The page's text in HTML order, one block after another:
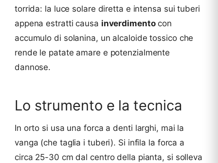
torrida: la luce solare diretta e intensa sui tuberi
appena estratti causa inverdimentocon
accumulo di solanina, un alcaloide tossico che
rende le patate amare e potenzialmente
dannose.
Lo strumento e la tecnica
In orto si usa una forca a denti larghi, mai la
vanga (che taglia i tuberi). Si infila la forca a
circa 25-30 cm dal centro della pianta, si solleva